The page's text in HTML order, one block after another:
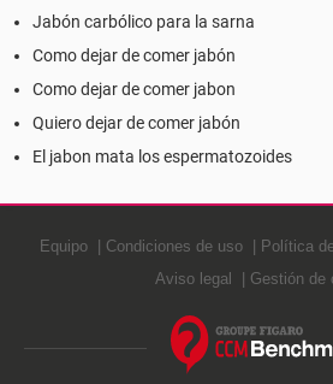
Jabón carbólico para la sarna
Como dejar de comer jabón
Como dejar de comer jabon
Quiero dejar de comer jabón
El jabon mata los espermatozoides
Equipo Condiciones de uso Política
Aviso legal
Gestión de